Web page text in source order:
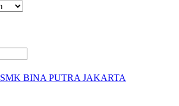
SMK BINA PUTRA JAKARTA